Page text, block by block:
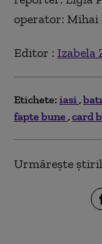
operator: Mihai
Editor : Izabela
Etichete: iasi
fapte bune card
Urmărește